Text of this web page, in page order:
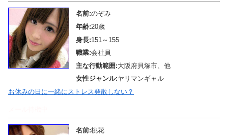
名前:のぞみ
年齢:20歳
身長:151～155
職業:会社員
主な行動範囲:大阪府貝塚市、他
女性ジャンル:ヤリマンギャル
お休みの日に一緒にストレス発散しない？
名前:桃花